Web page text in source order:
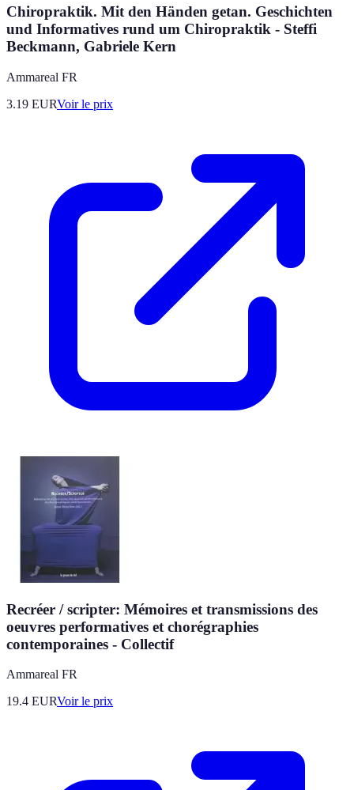
Chiropraktik. Mit den Händen getan. Geschichten
und Informatives rund um Chiropraktik - Steffi
Beckmann, Gabriele Kern
Ammareal FR
3.19 EURVoir le prix
Recréer / scripter: Mémoires et transmissions des
oeuvres performatives et chorégraphies
contemporaines - Collectif
Ammareal FR
19.4 EURVoir le prix